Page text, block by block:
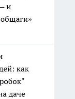
и
как
даче